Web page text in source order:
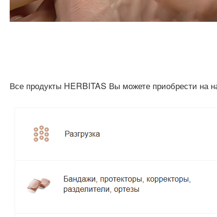
Все продукты HERBITAS Вы можете приобрести на